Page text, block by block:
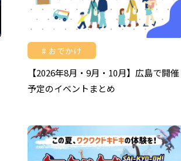
おでかけ
【2026年8月・9月・10月】広島で開催
予定のイベントまとめ